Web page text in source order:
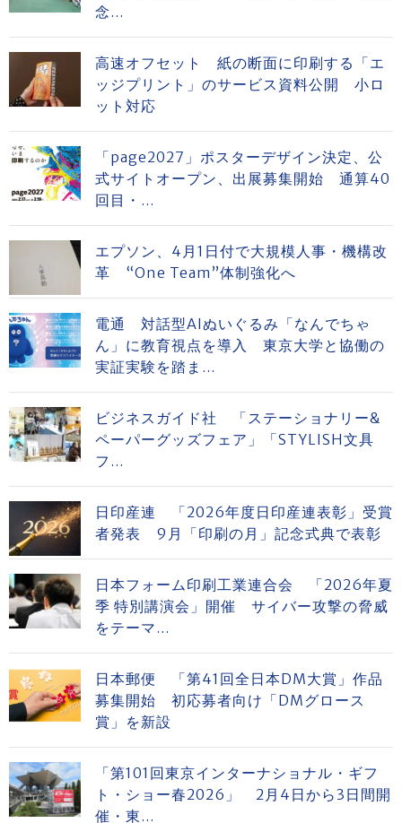
念...
高速オフセット 紙の断面に印刷する「エ
ッジプリント」のサービス資料公開 小ロ
ット対応
「page2027」ポスターデザイン決定、公
式サイトオープン、出展募集開始 通算40
回目・...
エプソン、4月1日付で大規模人事・機構改
革 “One Team”体制強化へ
電通 対話型AIぬいぐるみ「なんでちゃ
ん」に教育視点を導入 東京大学と協働の
実証実験を踏ま...
ビジネスガイド社 「ステーショナリー&
ペーパーグッズフェア」「STYLISH文具
フ...
日印産連 「2026年度日印産連表彰」受賞
者発表 9月「印刷の月」記念式典で表彰
日本フォーム印刷工業連合会 「2026年夏
季 特別講演会」開催 サイバー攻撃の脅威
をテーマ...
日本郵便 「第41回全日本DM大賞」作品
募集開始 初応募者向け「DMグロース
賞」を新設
「第101回東京インターナショナル・ギフ
ト・ショー春2026」 2月4日から3日間開
催・東...